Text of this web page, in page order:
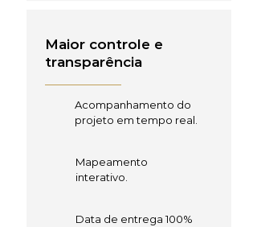
Maior controle e
transparência
Acompanhamento do
projeto em tempo real.
Mapeamento
interativo.
Data de entrega 100%